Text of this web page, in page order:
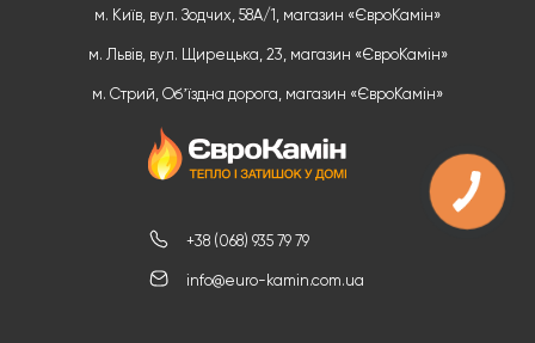
+38 (068) 935 79 79
info@euro-kamin.com.ua
м. Київ, вул. Зодчих, 58А/1, магазин «ЄвроКамін»
м. Львів, вул. Щирецька, 23, магазин «ЄвроКамін»
м. Стрий, Обʼїздна дорога, магазин «ЄвроКамін»